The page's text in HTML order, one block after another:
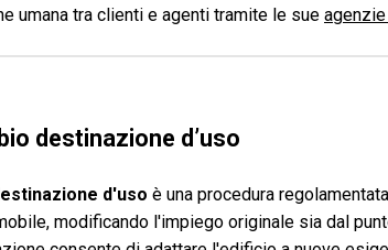
umana tra clienti e agenti tramite le sue
destinazione d’uso
d'uso è una procedura
modificando l'impiego originale sia dal